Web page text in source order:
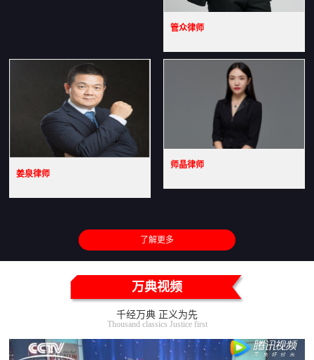
管众律师
姜泉律师
师晶律师
了解更多
万典视频
千经万典 正义为先
Thousand classics Justice first